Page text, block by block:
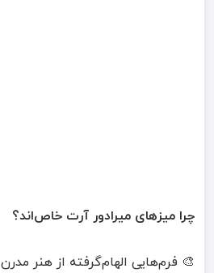
چرا میزهای میرادور آرت خاص‌اند؟
🎨 فرم‌هایی الهام‌گرفته از هنر مدرن